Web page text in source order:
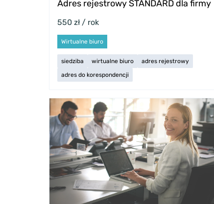
Adres rejestrowy STANDARD dla firmy
550 zł / rok
Wirtualne biuro
siedziba wirtualne biuro
adres rejestrowy
adres do korespondencji